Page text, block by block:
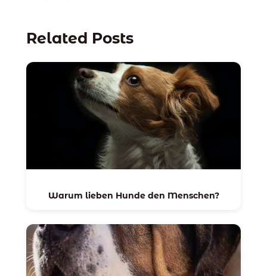
Related Posts
Warum lieben Hunde den Menschen?